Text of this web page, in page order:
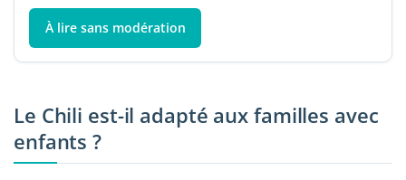
À lire sans modération
Le Chili est-il adapté aux familles avec
enfants ?